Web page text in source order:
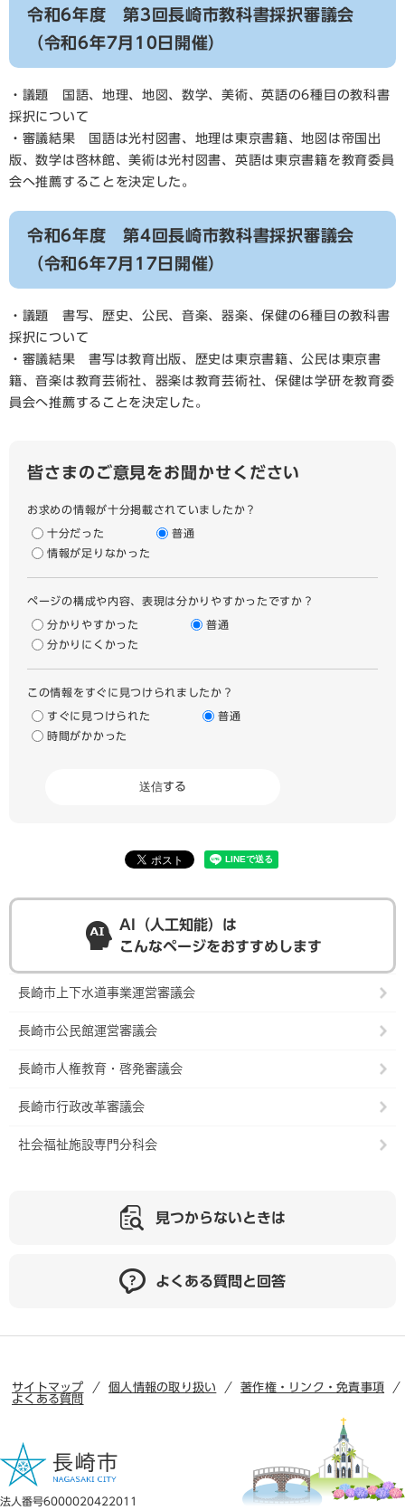
令和6年度 第3回長崎市教科書採択審議会
（令和6年7月10日開催）
・議題 国語、地理、地図、数学、美術、英語の6種目の教科書
採択について
・審議結果 国語は光村図書、地理は東京書籍、地図は帝国出
版、数学は啓林館、美術は光村図書、英語は東京書籍を教育委員
会へ推薦することを決定した。
令和6年度 第4回長崎市教科書採択審議会
（令和6年7月17日開催）
・議題 書写、歴史、公民、音楽、器楽、保健の6種目の教科書
採択について
・審議結果 書写は教育出版、歴史は東京書籍、公民は東京書
籍、音楽は教育芸術社、器楽は教育芸術社、保健は学研を教育委
員会へ推薦することを決定した。
皆さまのご意見をお聞かせください
お求めの情報が十分掲載されていましたか？
十分だった
普通
情報が足りなかった
ページの構成や内容、表現は分かりやすかったですか？
分かりやすかった
普通
分かりにくかった
この情報をすぐに見つけられましたか？
すぐに見つけられた
普通
時間がかかった
AI（人工知能）は
こんなページをおすすめします
長崎市上下水道事業運営審議会
長崎市公民館運営審議会
長崎市人権教育・啓発審議会
長崎市行政改革審議会
社会福祉施設専門分科会
見つからないときは
よくある質問と回答
サイトマップ 個人情報の取り扱い
著作権・リンク・免責事項
よくある質問
法人番号6000020422011